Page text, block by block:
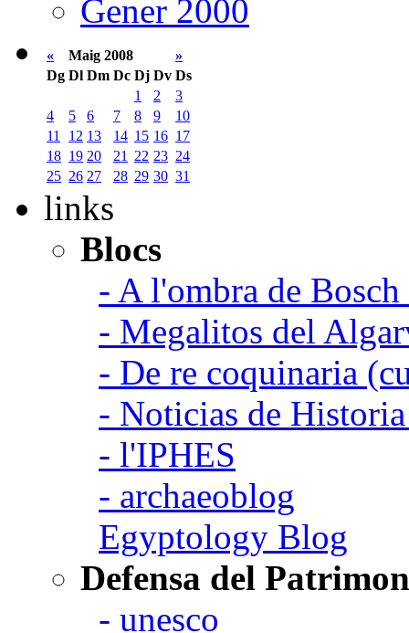
Gener 2000
« Maig 2008
»
Dg Dl Dm Dc Dj Dv Ds
1
2
3
4
5 6 7 8 9
10
11
12 13 14 15 16 17
18 19 20 21 22 23 24
25 26 27 28 29 30 31
links
Blocs
- A l'ombra de
- Megalitos del
- De re coquinaria
- Noticias de
- l'IPHES
- archaeoblog
Egyptology Blog
Defensa del
- unesco